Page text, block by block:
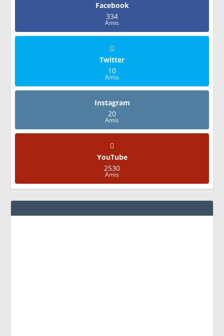
Facebook
334
Amis
Twitter
10
Amis
Instagram
20
Amis
YouTube
2530
Amis